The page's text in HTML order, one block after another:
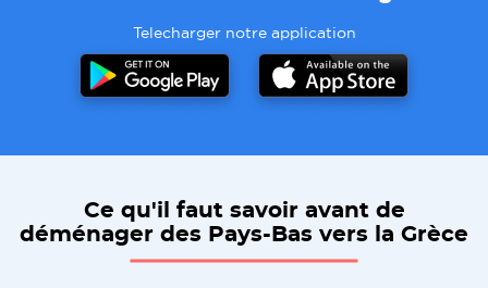
Telecharger notre application
Ce qu'il faut savoir avant de
déménager des Pays-Bas vers la Grèce